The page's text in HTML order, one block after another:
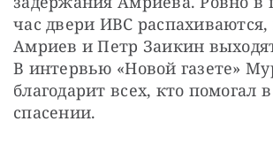
час двери ИВС
Амриев и Петр Заикин
В интервью «Новой газете»
благодарит всех, кто помогал
спасении.